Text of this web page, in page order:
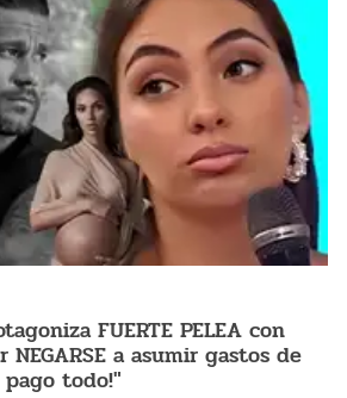
FUERTE PELEA con
NEGARSE a asumir gastos de
pago todo!"